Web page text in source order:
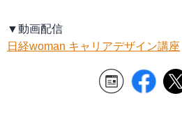
▼動画配信
日経woman キャリアデザイン講座